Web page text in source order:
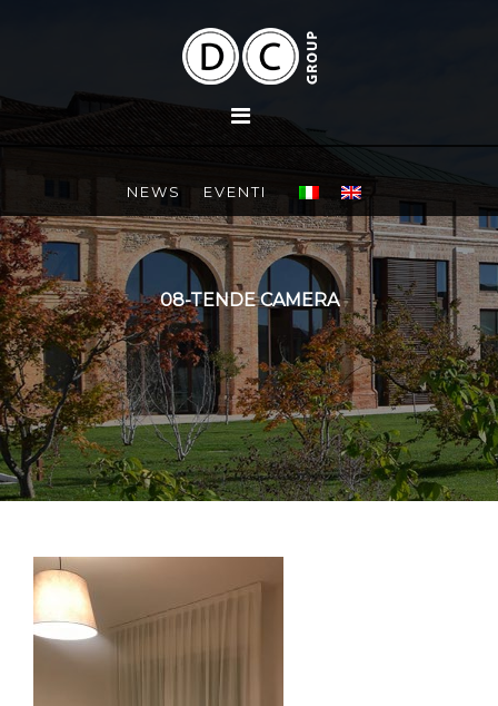
NEWS EVENTI
08-TENDE CAMERA